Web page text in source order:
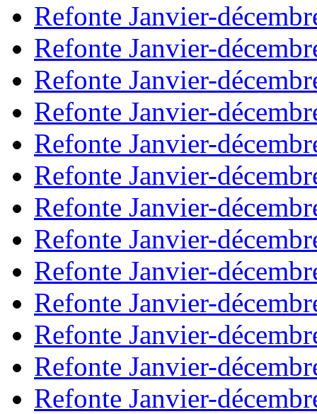
Refonte Janvier-
Refonte Janvier-
Refonte Janvier-
Refonte Janvier-
Refonte Janvier-
Refonte Janvier-
Refonte Janvier-
Refonte Janvier-
Refonte Janvier-
Refonte Janvier-
Refonte Janvier-
Refonte Janvier-
Refonte Janvier-